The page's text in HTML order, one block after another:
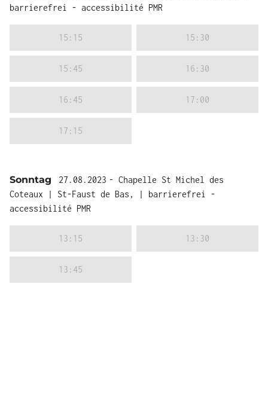
barrierefrei - accessibilité PMR
15:15 15:30
15:45 16:30
16:45 17:00
17:15
Sonntag 27.08.2023 - Chapelle St Michel des
Coteaux | St-Faust de Bas, | barrierefrei -
accessibilité PMR
13:15 13:30
13:45